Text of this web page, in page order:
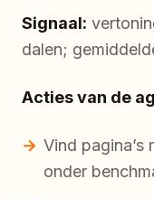
Signaal:
dalen;
Acties van de
Vind pagina’s
onder